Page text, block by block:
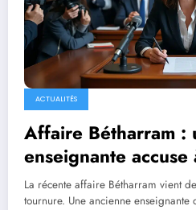
ACTUALITÉS
Affaire Bétharram :
enseignante
couple Bayrou
La récente affaire Bétharram vient
tournure. Une ancienne enseignante